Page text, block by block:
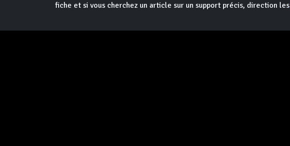
fiche et si vous cherchez un article sur un support précis, direction les